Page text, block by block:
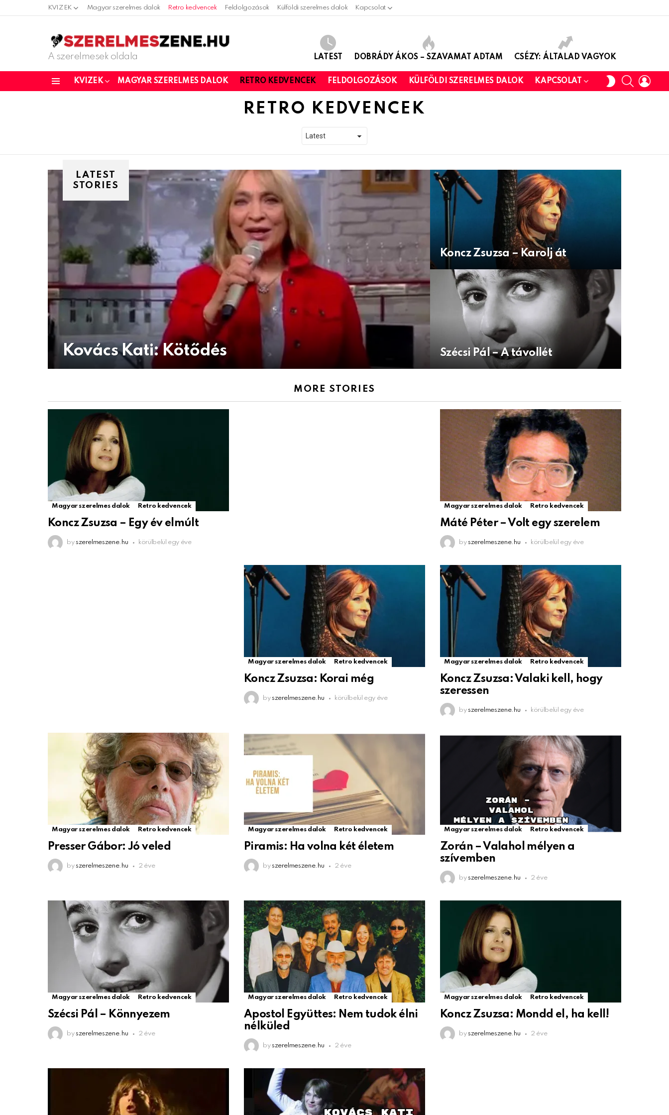
KVIZEK Magyar szerelmes dalok Retro kedvencek Feldolgozások Külföldi szerelmes dalok Kapcsolat
A szerelmesek oldala LATEST DOBRÁDY ÁKOS – SZAVAMAT ADTAM CSÉZY: ÁLTALAD VAGYOK
KVIZEK MAGYAR SZERELMES DALOK RETRO KEDVENCEK FELDOLGOZÁSOK KÜLFÖLDI SZERELMES DALOK KAPCSOLAT
SWITCH
SKIN
SEARCH
RETRO KEDVENCEK
LATEST
STORIES
Kovács Kati: Kötődés
Koncz Zsuzsa – Karolj át
Szécsi Pál – A távollét
MORE STORIES
Magyar szerelmes dalok Retro kedvencek
Koncz Zsuzsa – Egy év elmúlt
by szerelmeszene.hu körülbelül egy éve
Magyar szerelmes dalok Retro kedvencek
Máté Péter – Volt egy szerelem
by szerelmeszene.hu körülbelül egy éve
Magyar szerelmes dalok Retro kedvencek
Koncz Zsuzsa: Korai még
by szerelmeszene.hu körülbelül egy éve
Magyar szerelmes dalok Retro kedvencek
Koncz Zsuzsa: Valaki kell, hogy
szeressen
by szerelmeszene.hu körülbelül egy éve
Magyar szerelmes dalok Retro kedvencek
Presser Gábor: Jó veled
by szerelmeszene.hu 2 éve
Magyar szerelmes dalok Retro kedvencek
Piramis: Ha volna két életem
by szerelmeszene.hu 2 éve
Magyar szerelmes dalok Retro kedvencek
Zorán – Valahol mélyen a
szívemben
by szerelmeszene.hu 2 éve
Magyar szerelmes dalok Retro kedvencek
Szécsi Pál – Könnyezem
by szerelmeszene.hu 2 éve
Magyar szerelmes dalok Retro kedvencek
Apostol Együttes: Nem tudok élni
nélküled
by szerelmeszene.hu 2 éve
Magyar szerelmes dalok Retro kedvencek
Koncz Zsuzsa: Mondd el, ha kell!
by szerelmeszene.hu 2 éve